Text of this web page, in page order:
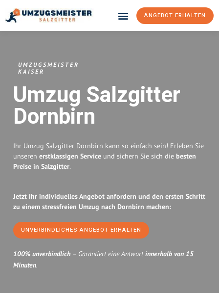
ANGEBOT ERHALTEN
UMZUGSMEISTER
KAISER
Umzug Salzgitter
Dornbirn
Ihr Umzug Salzgitter Dornbirn kann so einfach sein! Erleben Sie
unseren erstklassigen Service und sichern Sie sich die besten
Preise in Salzgitter.
Jetzt Ihr individuelles Angebot anfordern und den ersten Schritt
zu einem stressfreien Umzug nach Dornbirn machen:
UNVERBINDLICHES ANGEBOT ERHALTEN
100% unverbindlich – Garantiert eine Antwortinnerhalb von 15
Minuten.